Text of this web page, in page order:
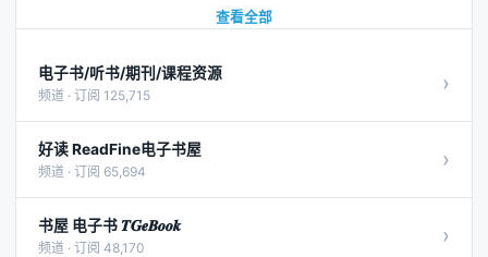
查看全部
电子书/听书/期刊/课程资源
频道 · 订阅 125,715 ›
好读 ReadFine电子书屋
频道 · 订阅 65,694 ›
书屋 电子书 𝑻𝑮𝒆𝑩𝒐𝒐𝒌
频道 · 订阅 48,170 ›